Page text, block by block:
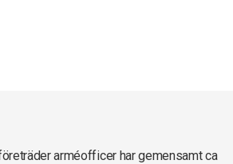
arméofficer har gemensamt ca